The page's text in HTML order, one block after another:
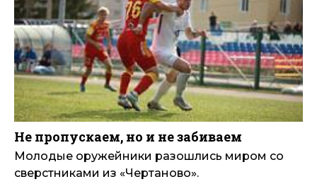
Не пропускаем, но и не забиваем
Молодые оружейники разошлись миром со
сверстниками из «Чертаново».